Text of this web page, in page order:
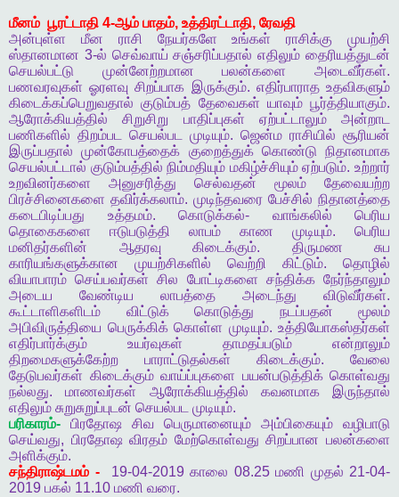
மீனம் பூரட்டாதி 4-ஆம் பாதம், உத்திரட்டாதி, ரேவதி
அன்புள்ள
மீன ராசி நேயர்களே உங்கள் ராசிக்கு
முயற்சி
ஸ்தானமான 3-ல் செவ்வாய் சஞ்சரிப்பதால் எதிலும் தைரியத்துடன்
செயல்பட்டு
முன்னேற்றமான பலன்களை அடைவீர்கள்.
பணவரவுகள் ஓரளவு சிறப்பாக இருக்கும். எதிர்பாராத உதவிகளும்
கிடைக்கப்பெறுவதால் குடும்பத் தேவைகள் யாவும் பூர்த்தியாகும்.
ஆரோக்கியத்தில்
சிறுசிறு பாதிப்புகள் ஏற்பட்டாலும்
அன்றாட
பணிகளில் திறம்பட செயல்பட முடியும். ஜென்ம ராசியில் சூரியன்
இருப்பதால்
முன்கோபத்தைக் குறைத்துக் கொண்டு நிதானமாக
செயல்பட்டால் குடும்பத்தில் நிம்மதியும் மகிழ்ச்சியும் ஏற்படும்.உற்றார்
உறவினர்களை
அனுசரித்து செல்வதன் மூலம்
தேவையற்ற
பிரச்சினைகளை தவிர்க்கலாம். முடிந்தவரை பேச்சில் நிதானத்தை
கடைபிடிப்பது
உத்தமம். கொடுக்கல்- வாங்கலில்
பெரிய
தொகைகளை
ஈடுபடுத்தி லாபம் காண முடியும். பெரிய
மனிதர்களின்
ஆதரவு கிடைக்கும். திருமண
சுப
காரியங்களுக்கான
முயற்சிகளில் வெற்றி கிட்டும். தொழில்
வியாபாரம் செய்பவர்கள் சில போட்டிகளை சந்திக்க நேர்ந்தாலும்
அடைய
வேண்டிய லாபத்தை அடைந்து விடுவீர்கள்.
கூட்டாளிகளிடம்
விட்டுக் கொடுத்து நடப்பதன்
மூலம்
அபிவிருத்தியை பெருக்கிக் கொள்ள முடியும். உத்தியோகஸ்தர்கள்
எதிர்பார்க்கும்
உயர்வுகள் தாமதப்படும்
என்றாலும்
திறமைகளுக்கேற்ற
பாராட்டுதல்கள் கிடைக்கும். வேலை
தேடுபவர்கள் கிடைக்கும் வாய்ப்புகளை பயன்படுத்திக் கொள்வது
நல்லது.மாணவர்கள் ஆரோக்கியத்தில் கவனமாக
இருந்தால்
எதிலும் சுறுசுறுப்புடன் செயல்பட முடியும்.
பரிகாரம்- பிரதோஷ சிவ பெருமானையும் அம்பிகையும்
வழிபாடு
செய்வது, பிரதோஷ விரதம் மேற்கொள்வது சிறப்பான பலன்களை
அளிக்கும்.
சந்திராஷ்டமம் - 19-04-2019 காலை 08.25 மணி முதல் 21-04-
2019 பகல் 11.10 மணி வரை.